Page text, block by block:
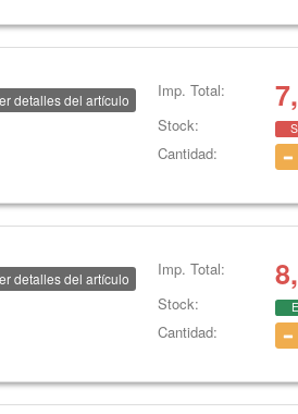
detalles del artículo Imp. Total:
Stock:
Cantidad:
detalles del artículo Imp. Total:
Stock:
Cantidad: